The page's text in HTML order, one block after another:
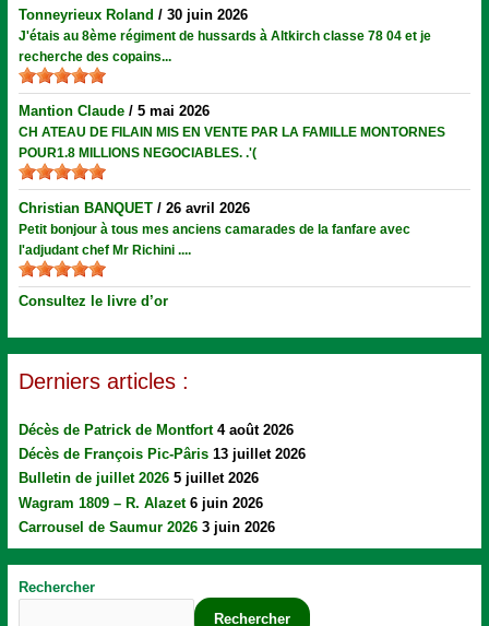
Tonneyrieux Roland /30 juin 2026
J'étais au 8ème régiment de hussards à Altkirch classe 78 04 et je
recherche des copains...
Mantion Claude /5 mai 2026
CH ATEAU DE FILAIN MIS EN VENTE PAR LA FAMILLE MONTORNES
POUR1.8 MILLIONS NEGOCIABLES. .'(
Christian BANQUET /26 avril 2026
Petit bonjour à tous mes anciens camarades de la fanfare avec
l'adjudant chef Mr Richini ....
Consultez le livre d’or
Derniers articles :
Décès de Patrick de Montfort 4 août 2026
Décès de François Pic-Pâris 13 juillet 2026
Bulletin de juillet 2026 5 juillet 2026
Wagram 1809 – R. Alazet 6 juin 2026
Carrousel de Saumur 2026 3 juin 2026
Rechercher
Rechercher